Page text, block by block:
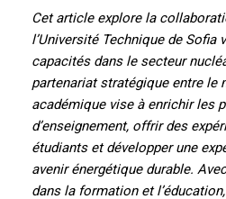
Cet article explore la
l’Université Technique de Sofia
capacités dans le secteur
partenariat stratégique entre le
académique vise à enrichir les
d’enseignement, offrir des
étudiants et développer une
avenir énergétique durable.
dans la formation et